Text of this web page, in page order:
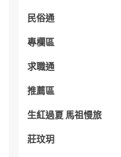
民俗通
專欄區
求職通
推薦區
生紅過夏 馬祖慢旅
莊玟玥